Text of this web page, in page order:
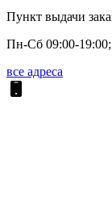
Пункт выдачи
Пн-Сб 09:00-
все адреса